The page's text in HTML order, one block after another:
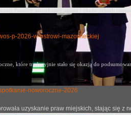
uzyskanie praw miejskich, stając się z
p-2026-w-ostrowi-mazowieckiej
które tradycyjnie stało się okazjądo
noworoczne-2026